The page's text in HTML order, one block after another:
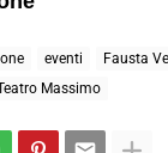
eventi Fausta
Massimo